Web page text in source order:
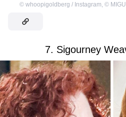
© whoopigoldberg / Instagram ©
7. Sigourney